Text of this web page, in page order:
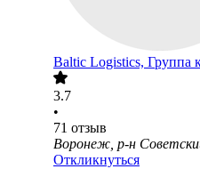
Baltic Logistics, Группа
3.7
•
71 отзыв
Воронеж, р-н
Откликнуться